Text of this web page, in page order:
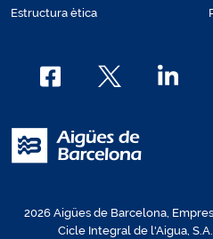
Estructura ètica
2026 Aigües de Barcelona,
Cicle Integral de l'Aigua,